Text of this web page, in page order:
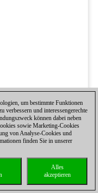
um bestimmte Funktionen
verbessern und interessengerechte
können dabei neben
sowie Marketing-Cookies
von Analyse-Cookies und
finden Sie in unserer
Alles
akzeptieren